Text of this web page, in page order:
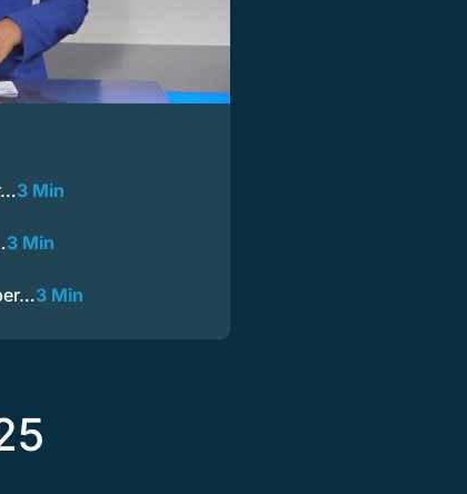
3 Min
3 Min
3 Min